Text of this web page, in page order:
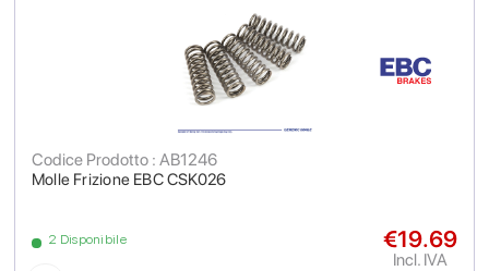
Molle Frizione EBC CSK026
Codice Prodotto : AB1246
2 Disponibile €19.69
Incl. IVA